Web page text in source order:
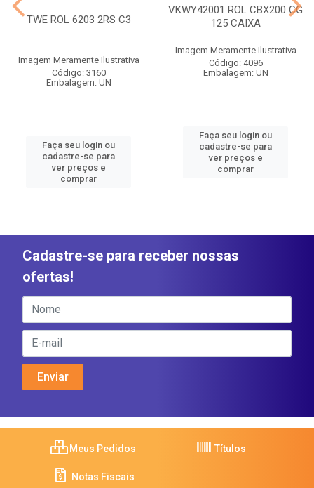
TWE ROL 6203 2RS C3
Imagem Meramente Ilustrativa
Código: 3160
Embalagem: UN
Faça seu login ou
cadastre-se para
ver preços e
comprar
VKWY42001 ROL CBX200 CG
125 CAIXA
Imagem Meramente Ilustrativa
Código: 4096
Embalagem: UN
Faça seu login ou
cadastre-se para
ver preços e
comprar
Cadastre-se para receber nossas
ofertas!
Meus Pedidos Títulos
Notas Fiscais